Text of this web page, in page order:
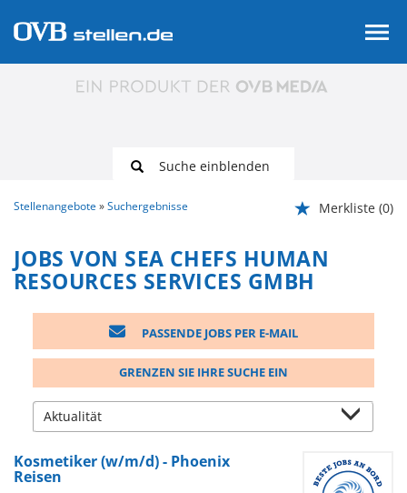
Suche einblenden
Stellenangebote Suchergebnisse Merkliste (0)
JOBS VON SEA CHEFS HUMAN
RESOURCES SERVICES GMBH
PASSENDE JOBS PER E-MAIL
GRENZEN SIE IHRE SUCHE EIN
Kosmetiker (w/m/d) - Phoenix
Reisen